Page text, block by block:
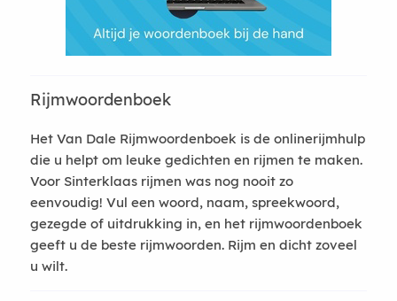
Rijmwoordenboek
Het Van Dale Rijmwoordenboek is de onlinerijmhulp
die u helpt om leuke gedichten en rijmen te maken.
Voor Sinterklaas rijmen was nog nooit zo
eenvoudig! Vul een woord, naam, spreekwoord,
gezegde of uitdrukking in, en het rijmwoordenboek
geeft u de beste rijmwoorden. Rijm en dicht zoveel
u wilt.